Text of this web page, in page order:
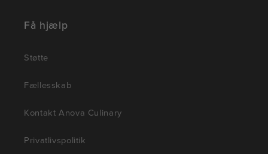
Få hjælp
Støtte
Fællesskab
Kontakt Anova Culinary
Privatlivspolitik